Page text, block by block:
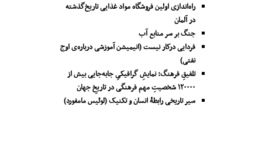
راه‌اندازی اولین فروشگاه مواد غذایی تاریخ‌گذشته
در آلمان
جنگ بر سر منابع آب
فردایی درکار نیست (انیمیشن آموزشی درباره‌ی اوج
نفتی)
تلفیقِ فرهنگ: نمایشِ گرافیکیِ جا‌به‌جایی بیش از
۱۲۰۰۰۰ شخصیتِ مهم فرهنگی در تاریخِ جهان
سیر تاریخی رابطۀ انسان و تکنیک (لوئیس مامفورد)